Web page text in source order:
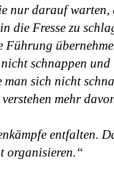
nur darauf warten,
die Fresse zu
Führung
schnappen
man sich nicht
mehr
entfalten.
organisieren.“